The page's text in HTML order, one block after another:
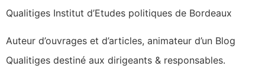
Qualitiges Institut d’Etudes politiques de Bordeaux
Auteur d’ouvrages et d’articles, animateur d’un Blog
Qualitiges destiné aux dirigeants & responsables.